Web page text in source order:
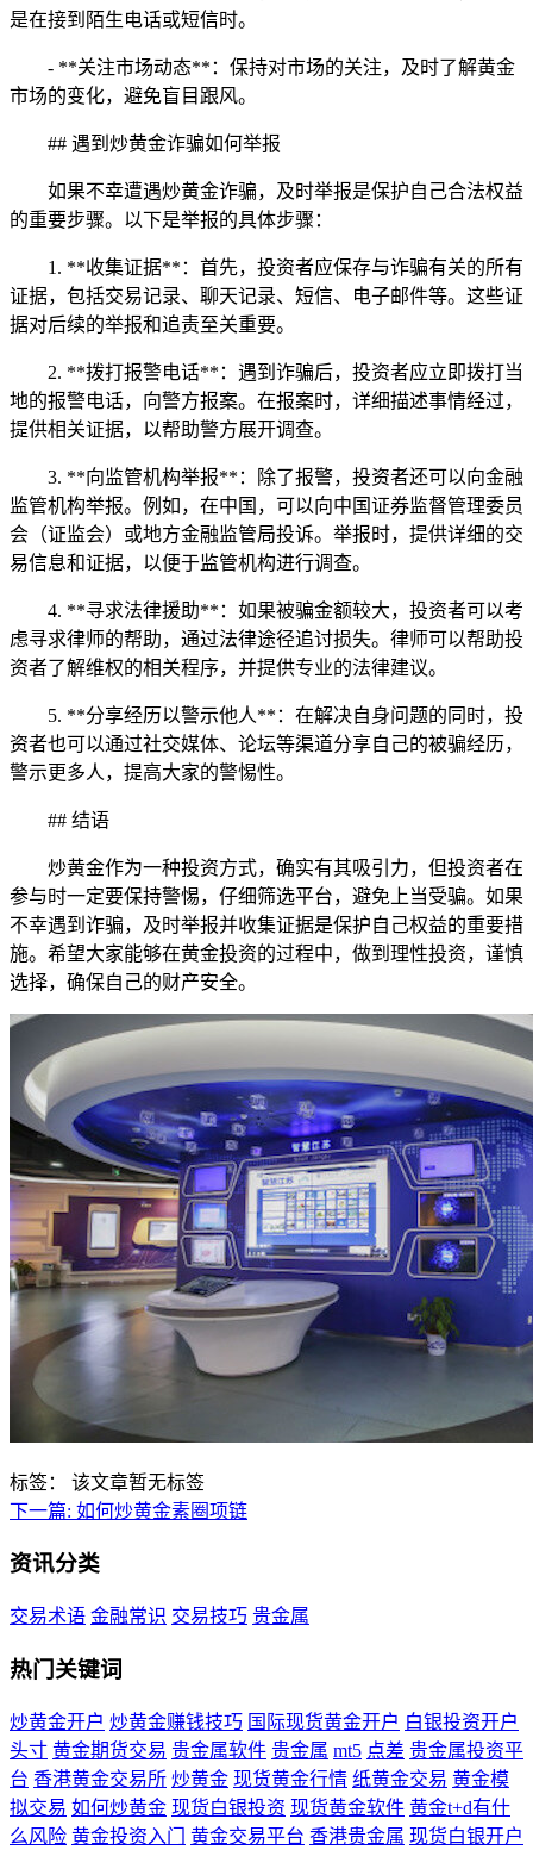
是在接到陌生电话或短信时。
- **关注市场动态**：保持对市场的关注，及时了解黄金
市场的变化，避免盲目跟风。
## 遇到炒黄金诈骗如何举报
如果不幸遭遇炒黄金诈骗，及时举报是保护自己合法权益
的重要步骤。以下是举报的具体步骤：
1. **收集证据**：首先，投资者应保存与诈骗有关的所有
证据，包括交易记录、聊天记录、短信、电子邮件等。这些证
据对后续的举报和追责至关重要。
2. **拨打报警电话**：遇到诈骗后，投资者应立即拨打当
地的报警电话，向警方报案。在报案时，详细描述事情经过，
提供相关证据，以帮助警方展开调查。
3. **向监管机构举报**：除了报警，投资者还可以向金融
监管机构举报。例如，在中国，可以向中国证券监督管理委员
会（证监会）或地方金融监管局投诉。举报时，提供详细的交
易信息和证据，以便于监管机构进行调查。
4. **寻求法律援助**：如果被骗金额较大，投资者可以考
虑寻求律师的帮助，通过法律途径追讨损失。律师可以帮助投
资者了解维权的相关程序，并提供专业的法律建议。
5. **分享经历以警示他人**：在解决自身问题的同时，投
资者也可以通过社交媒体、论坛等渠道分享自己的被骗经历，
警示更多人，提高大家的警惕性。
## 结语
炒黄金作为一种投资方式，确实有其吸引力，但投资者在
参与时一定要保持警惕，仔细筛选平台，避免上当受骗。如果
不幸遇到诈骗，及时举报并收集证据是保护自己权益的重要措
施。希望大家能够在黄金投资的过程中，做到理性投资，谨慎
选择，确保自己的财产安全。
标签：
该文章暂无标签
下一篇: 如何炒黄金素圈项链
资讯分类
交易术语 金融常识 交易技巧 贵金属
热门关键词
炒黄金开户 炒黄金赚钱技巧 国际现货黄金开户 白银投资开户
头寸 黄金期货交易 贵金属软件 贵金属 mt5 点差 贵金属投资平
台 香港黄金交易所 炒黄金 现货黄金行情 纸黄金交易 黄金模
拟交易 如何炒黄金 现货白银投资 现货黄金软件 黄金t+d有什
么风险 黄金投资入门 黄金交易平台 香港贵金属 现货白银开户